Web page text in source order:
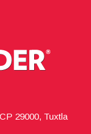
29000, Tuxtla